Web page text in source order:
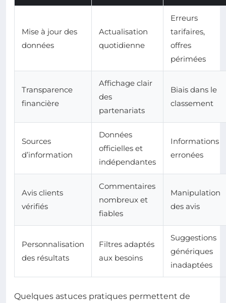
Mise à jour des
données
Actualisation
quotidienne
Erreurs
tarifaires,
offres
périmées
Transparence
financière
Affichage clair
des
partenariats
Biais dans le
classement
Sources
d’information
Données
officielles et
indépendantes
Informations
erronées
Avis clients
vérifiés
Commentaires
nombreux et
fiables
Manipulation
des avis
Personnalisation
des résultats
Filtres adaptés
aux besoins
Suggestions
génériques
inadaptées
Quelques astuces pratiques permettent de